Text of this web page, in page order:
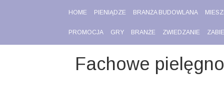
HOME PIENIĄDZE BRANŻA BUDOWLANA
PROMOCJA GRY BRANŻE ZWIEDZANIE
Fachowe